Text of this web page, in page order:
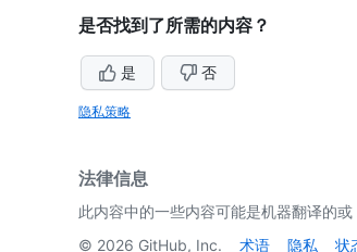
是否找到了所需的内容？
是 否
隐私策略
法律信息
此内容中的一些内容可能是机器翻译的或
© 2026 GitHub, Inc. 术语 隐私 状